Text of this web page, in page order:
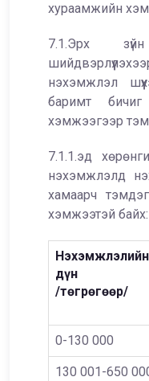
хураамжийн
7.1.Эрх
нэхэмжлэл
баримт
хэмжээгээр
7.1.1.эд
нэхэмжлэлд
хамаарч
хэмжээтэй байх:
дүн
/төгрөгөөр/
0-130 000
130 001-650